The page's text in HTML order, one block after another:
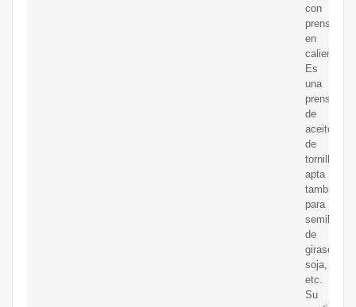
con
prensado
en
caliente.
Es
una
prensa
de
aceite
de
tornillo,
apta
también
para
semillas
de
girasol,
soja,
etc.
Su